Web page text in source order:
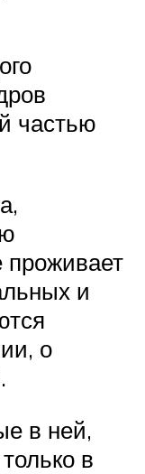
частью
и
о
в ней,
в